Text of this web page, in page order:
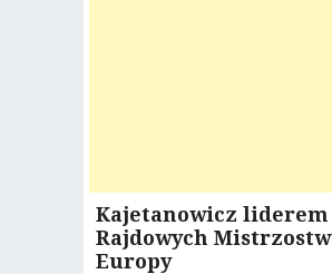
Kajetanowicz liderem
Rajdowych Mistrzostw
Europy